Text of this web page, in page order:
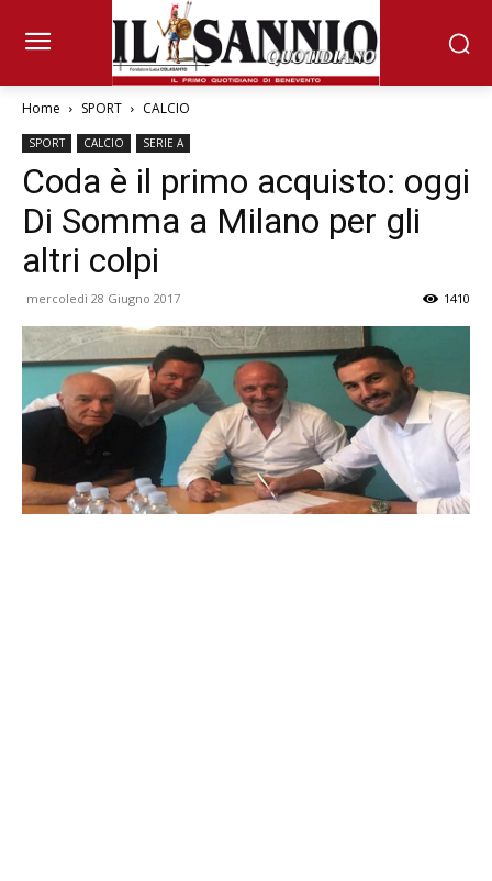
Home SPORT CALCIO
SPORT CALCIO SERIE A
Coda è il primo acquisto: oggi
Di Somma a Milano per gli
altri colpi
mercoledì 28 Giugno 2017 1410